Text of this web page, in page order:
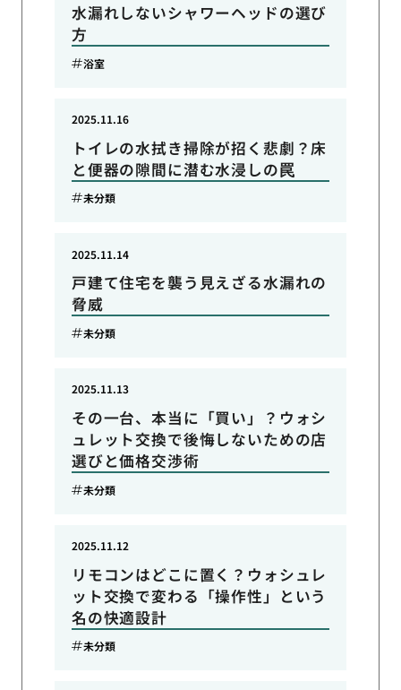
水漏れしないシャワーヘッドの選び
方
浴室
トイレの水拭き掃除が招く悲劇？床
と便器の隙間に潜む水浸しの罠
2025.11.16
未分類
戸建て住宅を襲う見えざる水漏れの
脅威
2025.11.14
未分類
その一台、本当に「買い」？ウォシ
ュレット交換で後悔しないための店
選びと価格交渉術
2025.11.13
未分類
リモコンはどこに置く？ウォシュレ
ット交換で変わる「操作性」という
名の快適設計
2025.11.12
未分類